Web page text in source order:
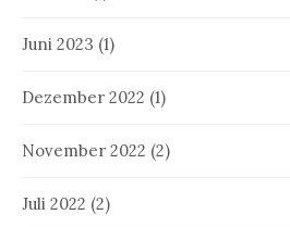
Juni 2023 (1)
Dezember 2022 (1)
November 2022 (2)
Juli 2022 (2)